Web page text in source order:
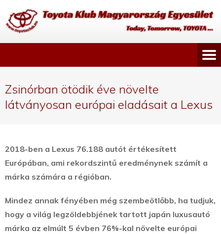
Zsinórban ötödik éve növelte
látványosan európai eladásait a Lexus
2018-ben a Lexus 76.188 autót értékesített
Európában, ami rekordszintű eredménynek számít a
márka számára a régióban.
Mindez annak fényében még szembeötlőbb, ha tudjuk,
hogy a világ legzöldebbjének tartott japán luxusautó
márka az elmúlt 5 évben 76%-kal növelte európai